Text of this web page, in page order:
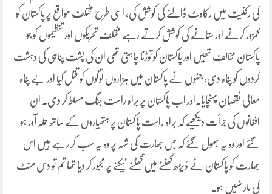
کی رکنیت میں رکاوٹ ڈالنے کی کوشش کی، اسی طرح مختلف مواقع پر پاکستان کو
کمزور کرنے اور ستانے کی کوشش کرتے رہے مختلف تحریکوں اور تنظیموں کو جو
پاکستان مخالف تھیں اور پاکستان کو توڑنا چاہتی تھی ان کی پشت پناہی کی دہشت
گردوں کو پناہ دی، جنہوں نے پاکستان میں ہزاروں لوگوں کو قتل کیا اور بے پناہ
معالی نقصان پہنچایا۔اور اب پاکستان پر براہ راست جنگ مسلط کر دی۔ ان
افغانوں کی جرأت دیکھیے کہ براہ راست پاکستان پر ہتھیاروں کے ساتھ حملہ آور ہو
گئے اور وہ یہ بھول گئے کہ جس بھارت کی شہہ پر وہ یہ سب کر رہے ہیں اس
بھارت کو پاکستان نے ڈیڑھ گھنٹے میں گھٹنے ٹیکنے پر مجبور کر دیا تھا تم تو دس منٹ
کی مار نہیں ہو۔